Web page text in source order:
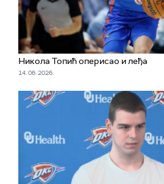
Никола Топић оперисао и леђа
14. 06. 2026.